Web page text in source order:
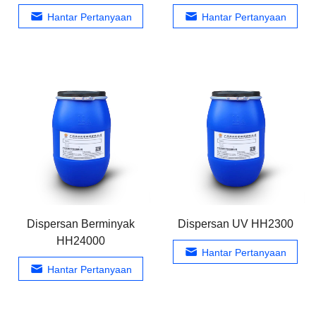
Hantar Pertanyaan Hantar Pertanyaan
Dispersan Berminyak
HH24000
Hantar Pertanyaan
Dispersan UV HH2300
Hantar Pertanyaan